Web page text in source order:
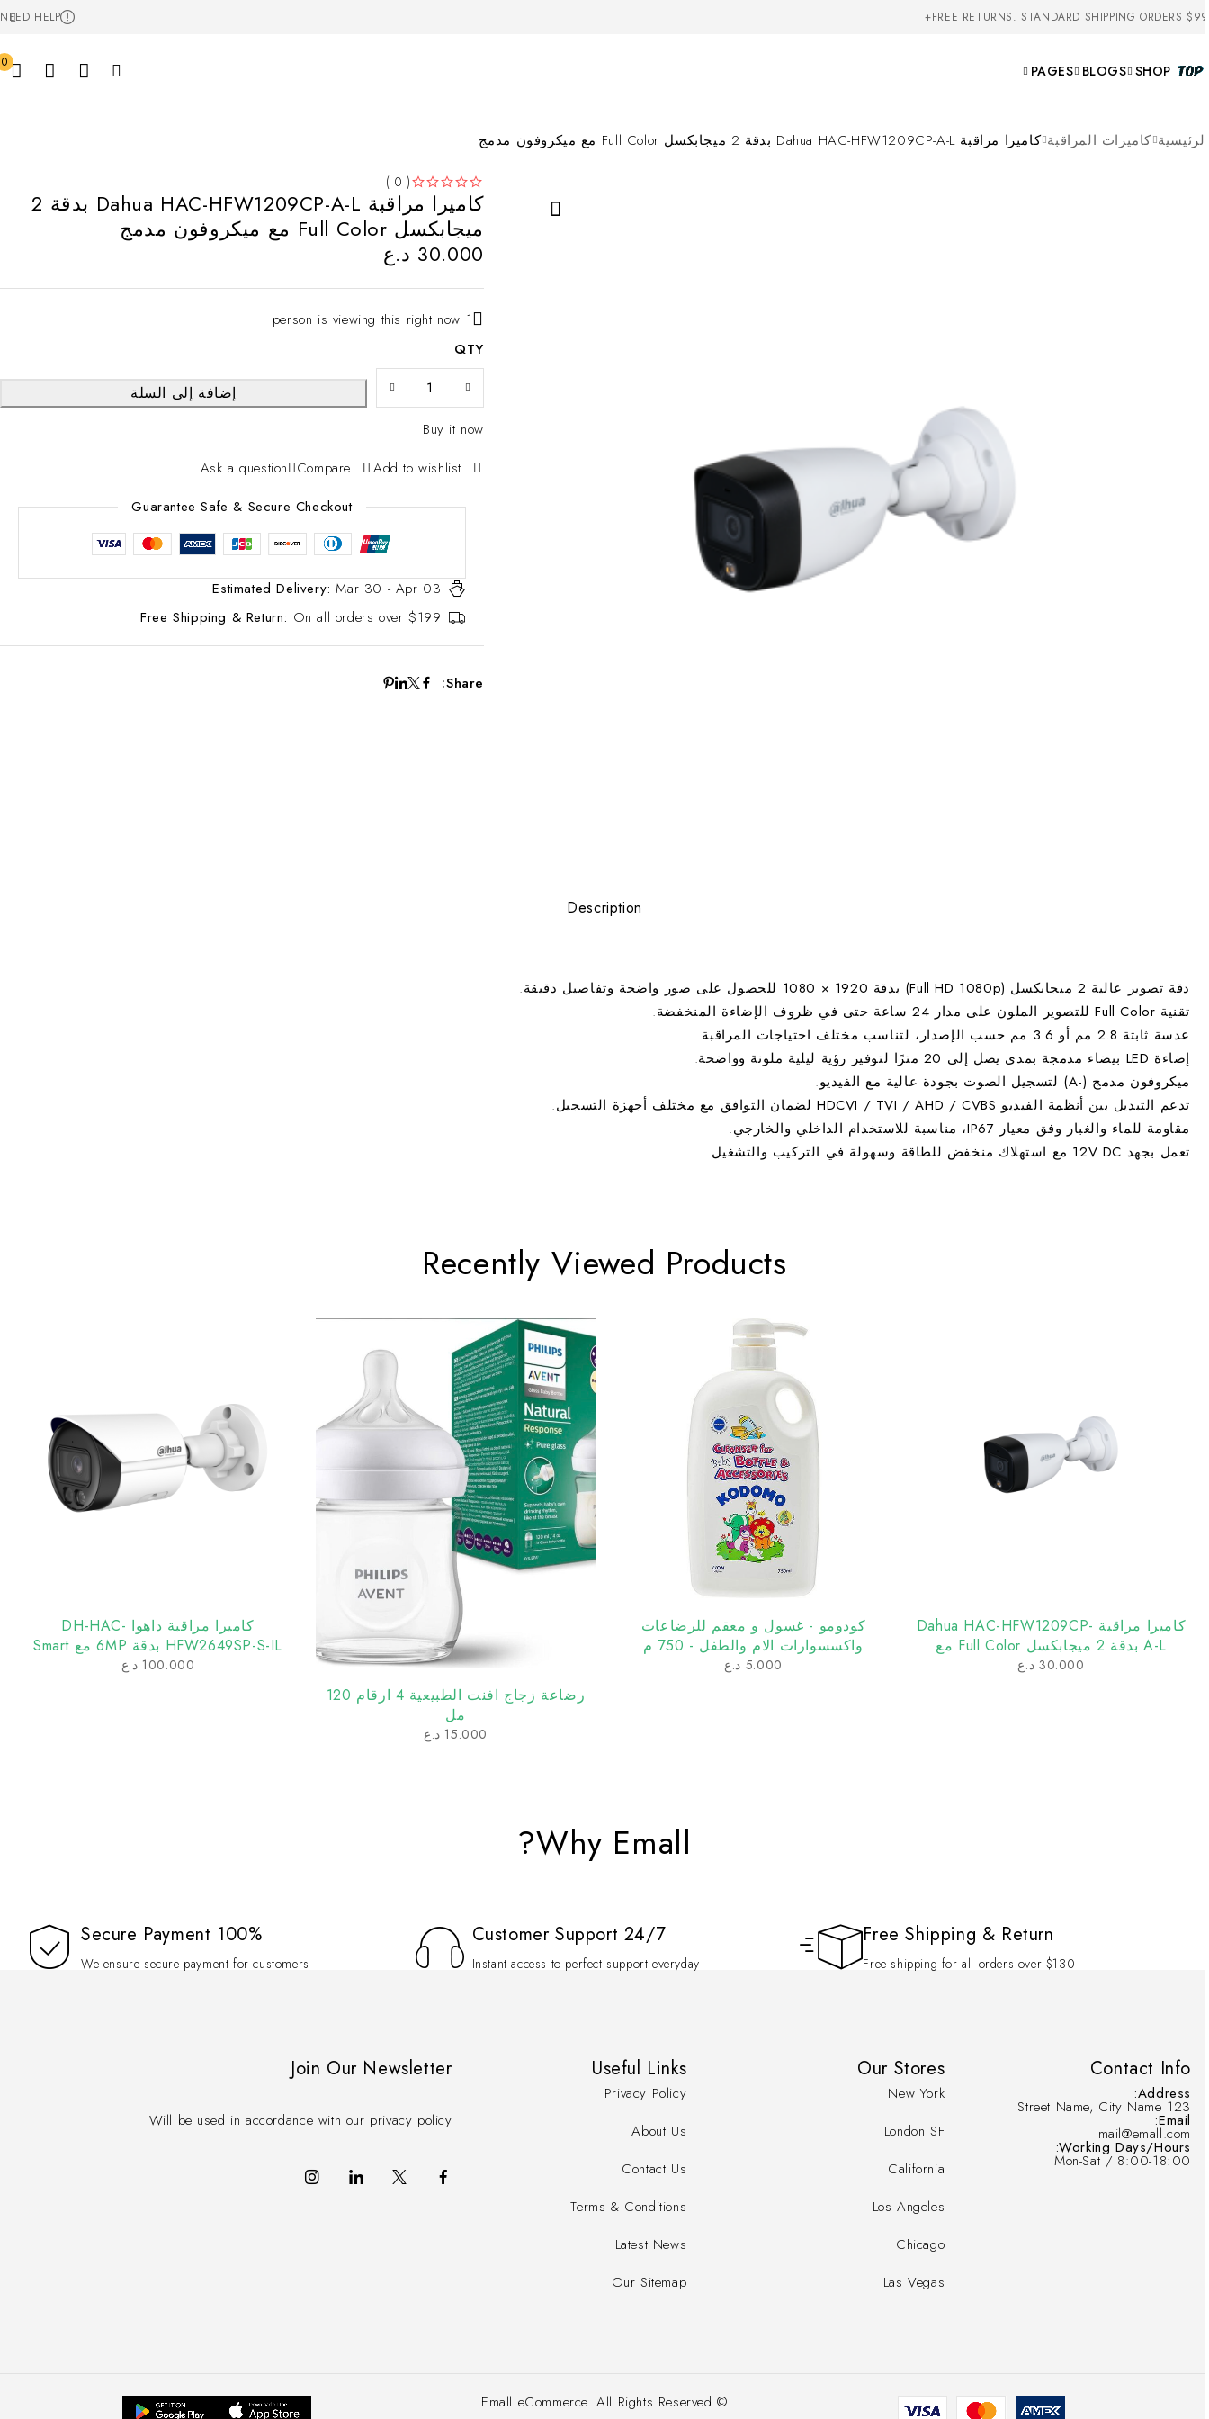
FREE RETURNS. STANDARD SHIPPING ORDERS
NEED HELP
SHOP
BLOGS
PAGES
0
كاميرات المراقبة كاميرا مراقبة Dahua HAC-HFW1209CP-A-L بدقة 2 ميجابكسل Full Color مع ميكروفون مدمج
( 0 )
كاميرا مراقبة Dahua HAC-HFW1209CP-A-L بدقة 2
ميجابكسل Full Color مع ميكروفون مدمج
30.000 د.ع
1 person is viewing this right now
QTY
إضافة إلى السلة
Buy it now
Add to wishlist
Compare
Ask a question
Guarantee Safe & Secure Checkout
Estimated Delivery: Mar 30 - Apr 03
Free Shipping & Return: On all orders over $199
Share:
Description
دقة تصوير عالية 2 ميجابكسل (Full HD 1080p) بدقة 1920 × 1080
للحصول على صور واضحة وتفاصيل دقيقة.
تقنية Full Colorللتصوير الملون على مدار 24 ساعة
حتى في ظروف الإضاءة المنخفضة.
عدسة ثابتة 2.8 مم أو 3.6 مم
حسب الإصدار، لتناسب مختلف احتياجات المراقبة.
إضاءة LED بيضاء مدمجة بمدى يصل إلى 20 مترًا
لتوفير رؤية ليلية ملونة وواضحة.
ميكروفون مدمج (-A)
لتسجيل الصوت بجودة عالية مع الفيديو.
تدعم التبديل بين أنظمة الفيديو HDCVI / TVI / AHD / CVBSلضمان التوافق مع مختلف أجهزة التسجيل.
مقاومة للماء والغبار وفق معيار IP67، مناسبة للاستخدام الداخلي والخارجي.
تعمل بجهد 12V DCمع استهلاك منخفض للطاقة وسهولة في التركيب والتشغيل.
Recently Viewed Products
كاميرا مراقبة Dahua HAC-HFW1209CP-
A-L بدقة 2 ميجابكسل Full Color مع
ميكروفون مدمج
30.000 د.ع
كودومو - غسول و معقم للرضاعات
واكسسوارات الام والطفل - 750 م
5.000 د.ع
رضاعة زجاج افنت الطبيعية 4 ارقام 120
مل
15.000 د.ع
كاميرا مراقبة داهوا DH-HAC-
HFW2649SP-S-IL بدقة 6MP مع Smart
Dual Light ومايك مدمج100.000 د.ع
Why Emall?
Free Shipping & Return
Free shipping for all orders over $130
Customer Support 24/7
Instant access to perfect support everyday
100% Secure Payment
We ensure secure payment for customers
Contact Info
Address:
123 Street Name, City Name
Email:
mail@emall.com
Working Days/Hours:
Mon-Sat / 8:00-18:00
Our Stores
New York
London SF
California
Los Angeles
Chicago
Las Vegas
Useful Links
Privacy Policy
About Us
Contact Us
Terms & Conditions
Latest News
Our Sitemap
Join Our Newsletter
Will be used in accordance with our privacy policy
© Emall eCommerce. All Rights Reserved